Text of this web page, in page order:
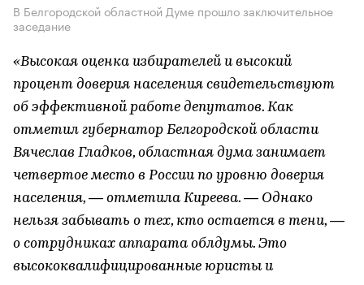
В Белгородской областной Думе прошло заключительное
заседание
«Высокая оценка избирателей и высокий
процент доверия населения свидетельствуют
об эффективной работе депутатов. Как
отметил губернатор Белгородской области
Вячеслав Гладков, областная дума занимает
четвертое место в России по уровню доверия
населения, — отметила Киреева. — Однако
нельзя забывать о тех, кто остается в тени, —
о сотрудниках аппарата облдумы. Это
высококвалифицированные юристы и